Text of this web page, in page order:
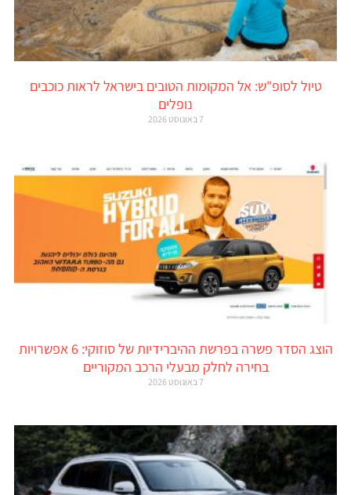
טיול לסופ"ש: אל המקומות הטובים בישראל לראות כוכבים
נופלים
7 באוגוסט 2026
הוצג הסדר פשרה בפרשת ההיברידיות של סוזוקי: 6 אפשרויות
בחירה לחלק מבעלי הרכב המקוריים
7 באוגוסט 2026